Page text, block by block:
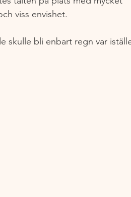
viss envishet.
skulle bli enbart regn var